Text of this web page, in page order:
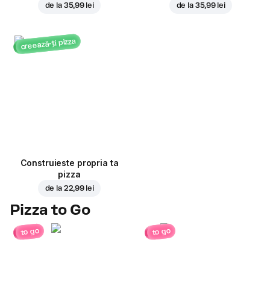
de la 35,99 lei de la 35,99 lei
creează-ți pizza
Construieste propria ta
pizza
de la 22,99 lei
Pizza to Go
to go to go